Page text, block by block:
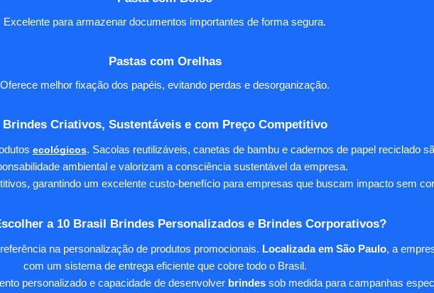
Excelente para armazenar documentos importantes de forma segura.
Pastas com Orelhas
Oferece melhor fixação dos papéis, evitando perdas e desorganização.
Brindes Criativos, Sustentáveis e com Preço Competitivo
ecológicos. Sacolas reutilizáveis, canetas de bambu e cadernos de papel reciclado
ambiental e valorizam a consciência sustentável da empresa.
garantindo um excelente custo-benefício para empresas que buscam impacto sem
a 10 Brasil Brindes Personalizados e Brindes Corporativos?
na personalização de produtos promocionais. Localizada em São Paulo, a
com um sistema de entrega eficiente que cobre todo o Brasil.
personalizado e capacidade de desenvolver brindessob medida para campanhas